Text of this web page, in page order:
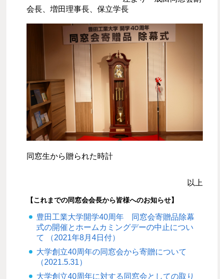
会長、増田理事長、保立学長
同窓生から贈られた時計
以上
【これまでの同窓会会長から皆様へのお知らせ】
豊田工業大学開学40周年 同窓会寄贈品除幕
式の開催とホームカミングデーの中止につい
て （2021年8月4日付）
大学創立40周年の同窓会から寄贈について
（2021.5.31）
大学創立40周年に対する同窓会としての取り